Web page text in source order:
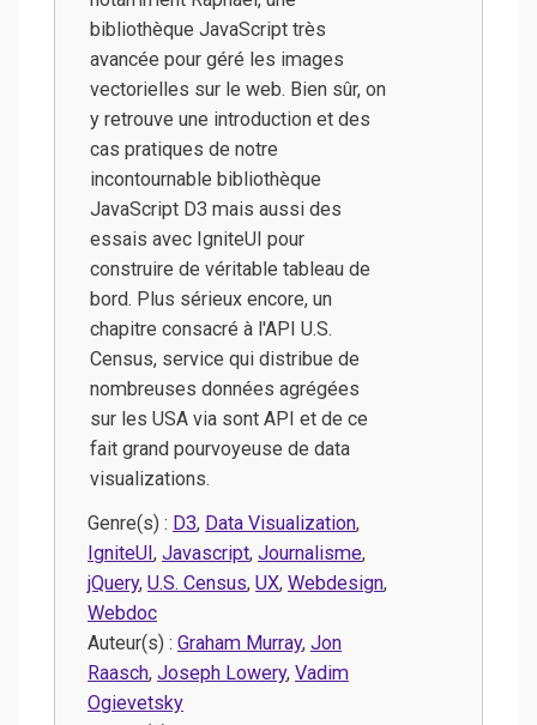
bibliothèque JavaScript très
avancée pour géré les images
vectorielles sur le web. Bien sûr, on
y retrouve une introduction et des
cas pratiques de notre
incontournable bibliothèque
JavaScript D3 mais aussi des
essais avec IgniteUI pour
construire de véritable tableau de
bord. Plus sérieux encore, un
chapitre consacré à l'API U.S.
Census, service qui distribue de
nombreuses données agrégées
sur les USA via sont API et de ce
fait grand pourvoyeuse de data
visualizations.
Genre(s) : D3, Data Visualization,
IgniteUI, Javascript, Journalisme,
jQuery, U.S. Census, UX, Webdesign,
Webdoc
Auteur(s) : Graham Murray, Jon
Raasch, Joseph Lowery, Vadim
Ogievetsky